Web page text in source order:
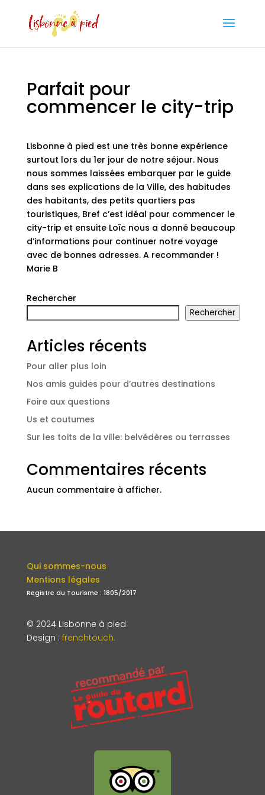
Parfait pour
commencer le city-trip
Lisbonne à pied est une très bonne expérience
surtout lors du 1er jour de notre séjour. Nous
nous sommes laissées embarquer par le guide
dans ses explications de la Ville, des habitudes
des habitants, des petits quartiers pas
touristiques, Bref c’est idéal pour commencer le
city-trip et ensuite Loïc nous a donné beaucoup
d’informations pour continuer notre voyage
avec de bonnes adresses. A recommander !
Marie B
Rechercher
Rechercher
Articles récents
Pour aller plus loin
Nos amis guides pour d’autres destinations
Foire aux questions
Us et coutumes
Sur les toits de la ville: belvédères ou terrasses
Commentaires récents
Aucun commentaire à afficher.
Qui sommes-nous
Mentions légales
Registre du Tourisme : 1805/2017
© 2024 Lisbonne à pied
Design : frenchtouch.